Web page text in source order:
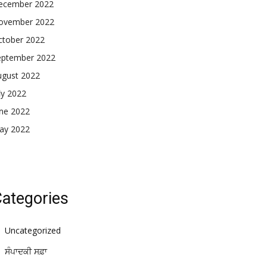
2022
2022
2022
2022
2022
2022
2022
2022
Uncategorized
ਸੰਪਾਦਕੀ ਸਫ਼ਾ